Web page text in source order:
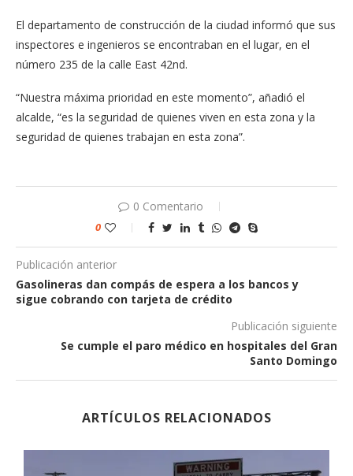
El departamento de construcción de la ciudad informó que sus
inspectores e ingenieros se encontraban en el lugar, en el
número 235 de la calle East 42nd.
“Nuestra máxima prioridad en este momento”, añadió el
alcalde, “es la seguridad de quienes viven en esta zona y la
seguridad de quienes trabajan en esta zona”.
0 Comentario
0
Publicación anterior
Gasolineras dan compás de espera a los bancos y
sigue cobrando con tarjeta de crédito
Publicación siguiente
Se cumple el paro médico en hospitales del Gran
Santo Domingo
ARTÍCULOS RELACIONADOS